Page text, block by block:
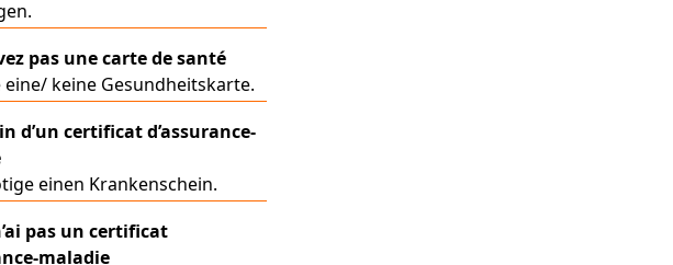
pas une carte de santé
eine/ keine Gesundheitskarte.
d’un certificat d’assurance-
einen Krankenschein.
pas un certificat
maladie